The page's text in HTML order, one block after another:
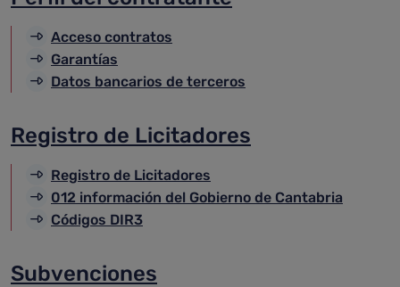
Acceso contratos
Garantías
Datos bancarios de terceros
Registro de Licitadores
Registro de Licitadores
012 información del Gobierno de Cantabria
Códigos DIR3
Subvenciones